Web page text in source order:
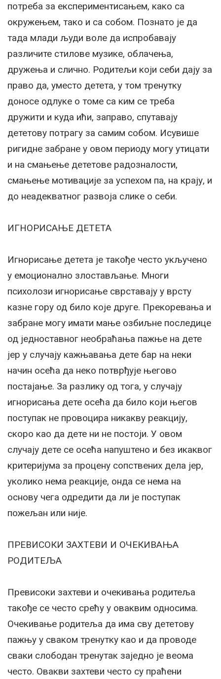
потреба за експериментисањем, како са
окружењем, тако и са собом. Познато је да
тада млади људи воле да испробавају
различите стилове музике, облачења,
дружења и слично. Родитељи који себи дају за
право да, уместо детета, у том тренутку
доносе одлуке о томе са ким се треба
дружити и куда ићи, заправо, спутавају
дететову потрагу за самим собом. Исувише
ригидне забране у овом периоду могу утицати
и на смањење дететове радозналости,
смањење мотивације за успехом па, на крају, и
до неадекватног развоја слике о себи.
ИГНОРИСАЊЕ ДЕТЕТА
Игнорисање детета је такође често укључено
у емоционално злостављање. Многи
психолози игнорисање сврставају у врсту
казне гору од било које друге. Прекоревања и
забране могу имати мање озбиљне последице
од једноставног необраћања пажње на дете
јер у случају кажњавања дете бар на неки
начин осећа да неко потврђује његово
постајање. За разлику од тога, у случају
игнорисања дете осећа да било који његов
поступак не провоцира никакву реакцију,
скоро као да дете ни не постоји. У овом
случају дете се осећа напуштено и без икаквог
критеријума за процену сопствених дела јер,
уколико нема реакције, онда се нема на
основу чега одредити да ли је поступак
пожељан или није.
ПРЕВИСОКИ ЗАХТЕВИ И ОЧЕКИВАЊА
РОДИТЕЉА
Превисоки захтеви и очекивања родитеља
такође се често срећу у оваквим односима.
Очекивање родитеља да има сву дететову
пажњу у сваком тренутку као и да проводе
сваки слободан тренутак заједно је веома
често. Овакви захтеви често су праћени